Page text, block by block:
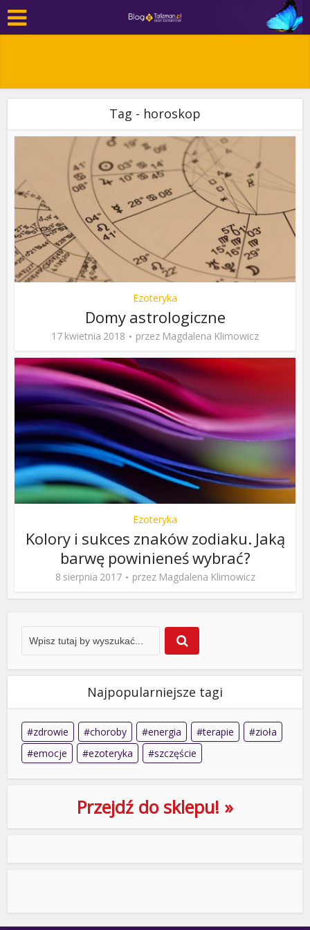
Tag - horoskop
Ezoteryka
Domy astrologiczne
17 kwietnia 2018 przez Magdalena Klimowicz
Ezoteryka
Kolory i sukces znaków zodiaku. Jaką
barwę powinieneś wybrać?
8 sierpnia 2017 przez Magdalena Klimowicz
Najpopularniejsze tagi
zdrowie choroby energia terapie
zioła
emocje
ezoteryka szczęście
Przejdź do sklepu! »